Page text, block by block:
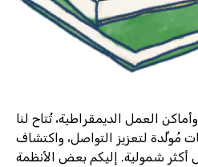
العمل الديمقراطية، تُتاح لنا
مُولِّدة لتعزيز التواصل، واكتشاف
أكثر شمولية. إليكم بعض الأنظمة